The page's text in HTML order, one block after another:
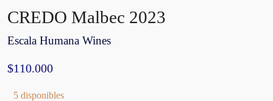
CREDO Malbec 2023
Escala Humana Wines
$110.000
5 disponibles